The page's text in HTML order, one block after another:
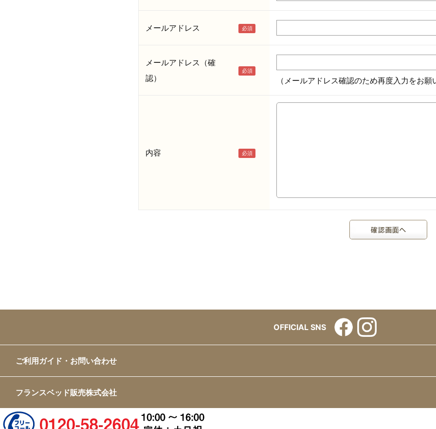
メールアドレス
メールアドレス（確
認）
（メールアドレス確認のため再度入力をお願
内容
OFFICIAL SNS
ご利用ガイド・お問い合わせ
フランスベッド販売株式会社